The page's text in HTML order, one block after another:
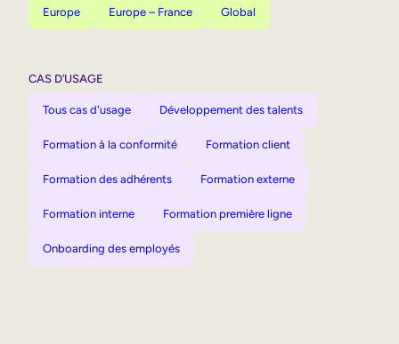
Europe Europe – France Global
CAS D’USAGE
Tous cas d'usage Développement des talents
Formation à la conformité Formation client
Formation des adhérents Formation externe
Formation interne Formation première ligne
Onboarding des employés